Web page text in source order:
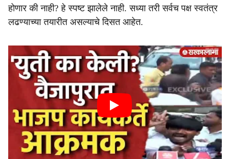
होणार की नाही? हे स्पष्ट झालेले नाही. सध्या तरी सर्वच पक्ष स्वतंत्र
लढण्याच्या तयारीत असल्याचे दिसत आहेत.